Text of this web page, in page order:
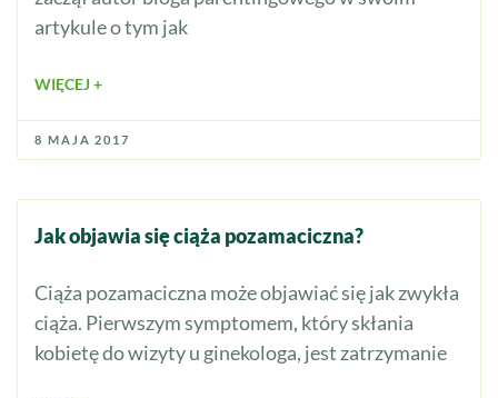
artykule o tym jak
WIĘCEJ +
8 MAJA 2017
Jak objawia się ciąża pozamaciczna?
Ciąża pozamaciczna może objawiać się jak zwykła
ciąża. Pierwszym symptomem, który skłania
kobietę do wizyty u ginekologa, jest zatrzymanie